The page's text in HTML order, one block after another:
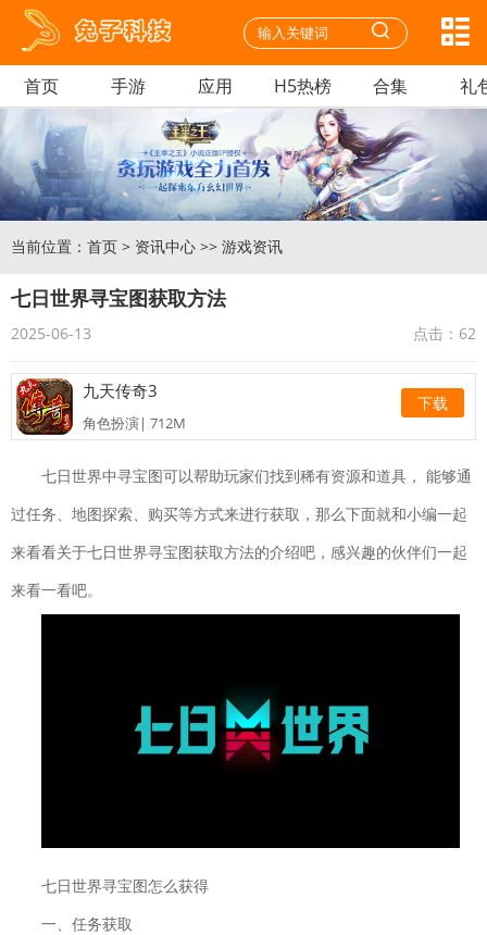
首页 手游 应用 H5热榜 合集 礼
当前位置： 首页 > 资讯中心 >> 游戏资讯
七日世界寻宝图获取方法
2025-06-13 点击： 62
下载
九天传奇3
角色扮演| 712M
下载
飞行射击| 924.9M
城池攻坚战
策略塔防| 976M
动作格斗| 750.4M
幸福小农场赚钱版
宝
神游记
七日世界中寻宝图可以帮助玩家们找到稀有资源和道具， 能够通
过任务、地图探索、购买等方式来进行获取，那么下面就和小编一起
来看看关于七日世界寻宝图获取方法的介绍吧，感兴趣的伙伴们一起
来看一看吧。
七日世界寻宝图怎么获得
一、任务获取